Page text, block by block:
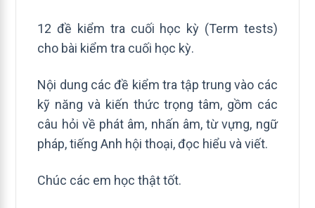
12 đề kiểm tra cuối học kỳ (Term tests)
cho bài kiểm tra cuối học kỳ.
Nội dung các đề kiểm tra tập trung vào các
kỹ năng và kiến thức trọng tâm, gồm các
câu hỏi về phát âm, nhấn âm, từ vựng, ngữ
pháp, tiếng Anh hội thoại, đọc hiểu và viết.
Chúc các em học thật tốt.